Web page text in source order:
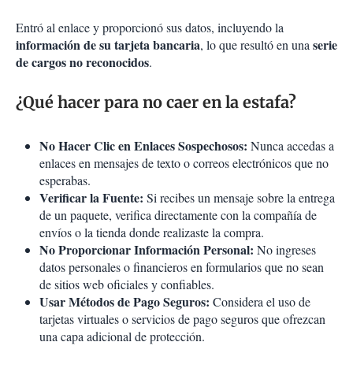
Entró al enlace y proporcionó sus datos, incluyendo la
información de su tarjeta bancaria, lo que resultó en unaserie
de cargos no reconocidos.
¿Qué hacer para no caer en la estafa?
No Hacer Clic en Enlaces Sospechosos: Nunca accedas a
enlaces en mensajes de texto o correos electrónicos que no
esperabas.
Verificar la Fuente: Si recibes un mensaje sobre la entrega
de un paquete, verifica directamente con la compañía de
envíos o la tienda donde realizaste la compra.
No Proporcionar Información Personal: No ingreses
datos personales o financieros en formularios que no sean
de sitios web oficiales y confiables.
Usar Métodos de Pago Seguros: Considera el uso de
tarjetas virtuales o servicios de pago seguros que ofrezcan
una capa adicional de protección.